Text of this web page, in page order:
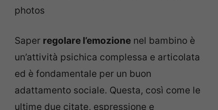
photos
Saper regolare l’emozione nel bambino è
un’attività psichica complessa e articolata
ed è fondamentale per un buon
adattamento sociale. Questa, così come le
ultime due citate, espressione e